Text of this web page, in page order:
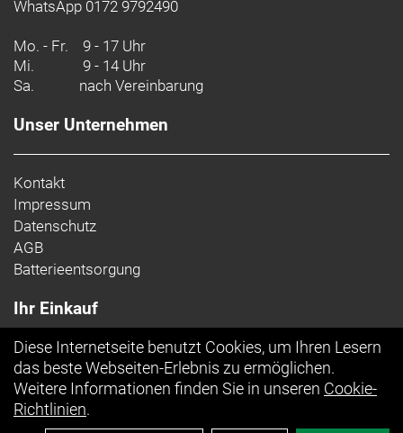
WhatsApp 0172 9792490
Mo. - Fr. 9 - 17 Uhr
Mi.
9 - 14 Uhr
Sa.
nach Vereinbarung
Unser Unternehmen
Kontakt
Impressum
Datenschutz
AGB
Batterieentsorgung
Ihr Einkauf
Top Artikel
Diese Internetseite benutzt Cookies, um Ihren Lesern
das beste Webseiten-Erlebnis zu ermöglichen.
Weitere Informationen finden Sie in unseren Cookie-
Richtlinien.